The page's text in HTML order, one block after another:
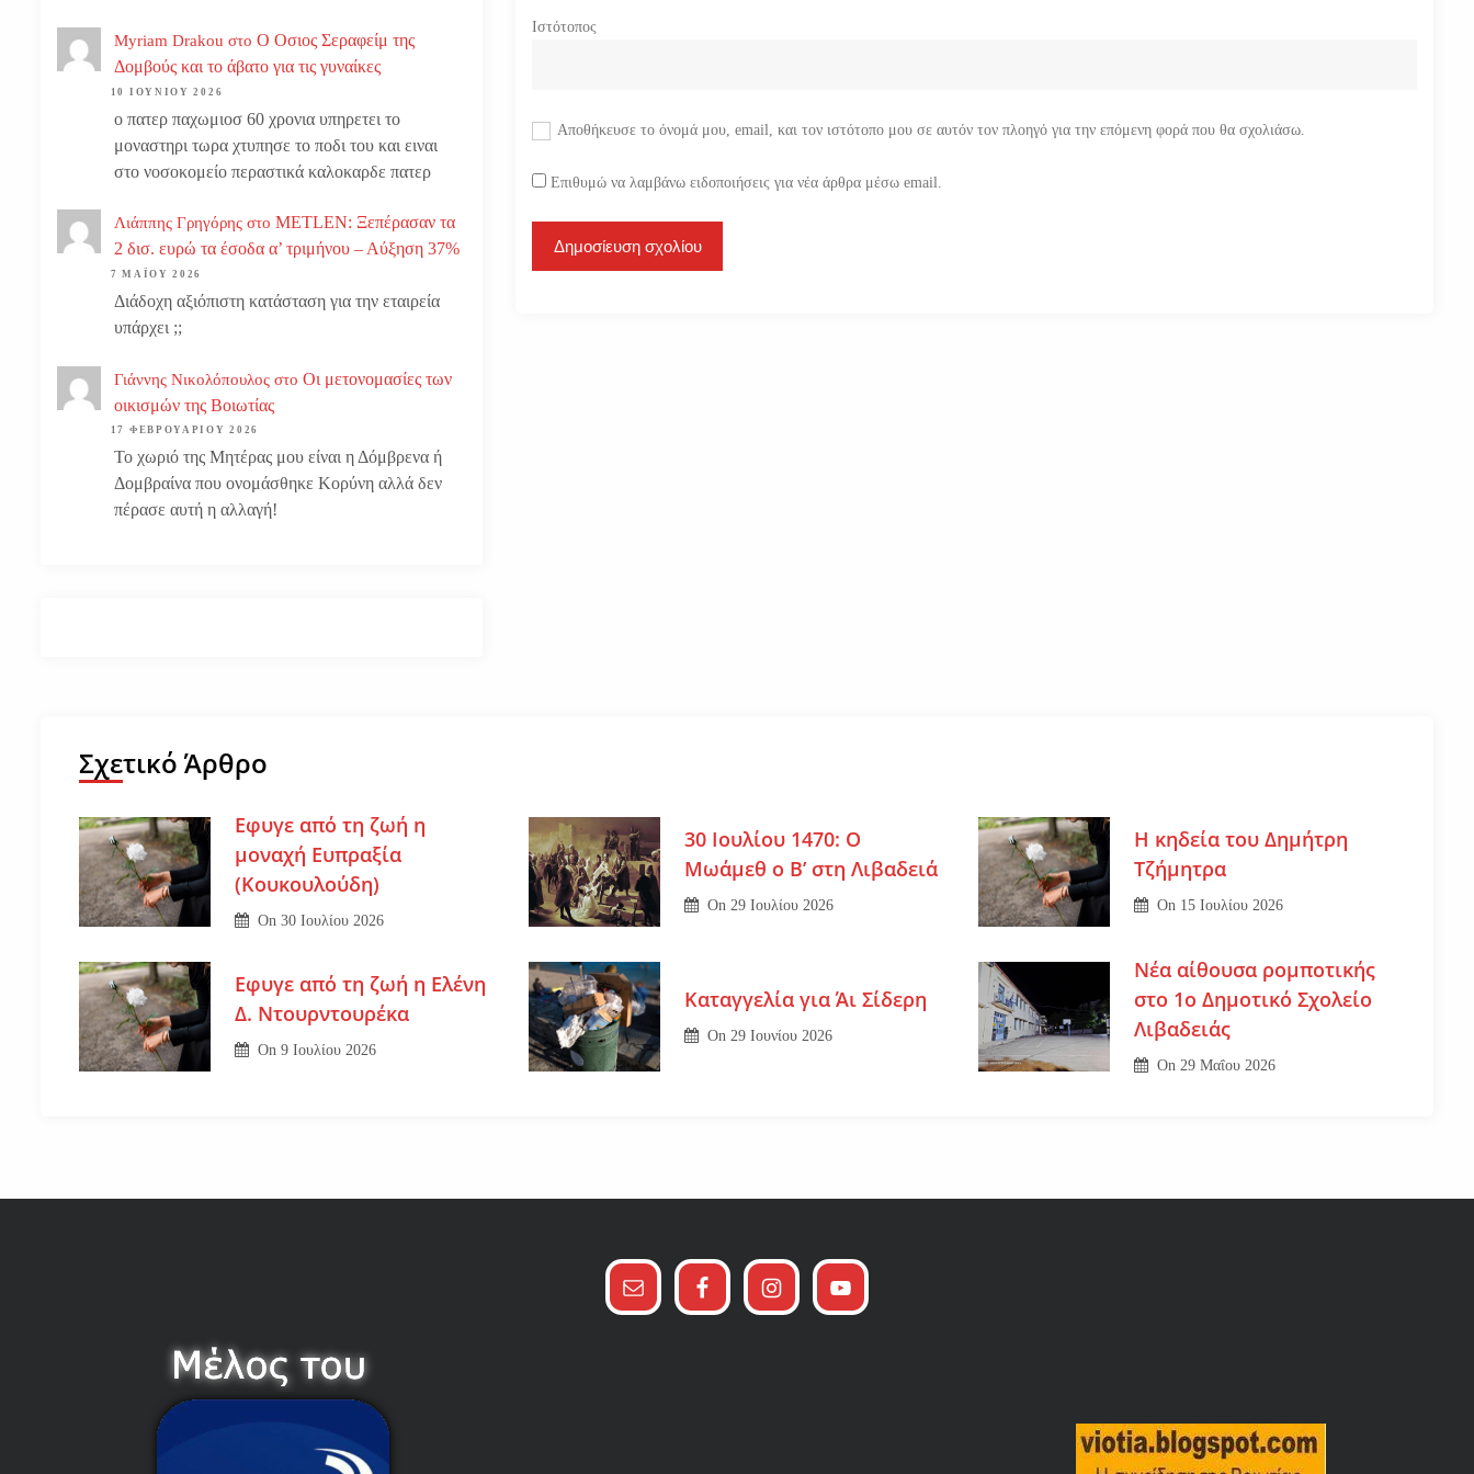
Ιστότοπος
Αποθήκευσε το όνομά μου, email, και τον ιστότοπο μου σε αυτόν τον πλοηγό για την επόμενη φορά που θα σχολιάσω.
Επιθυμώ να λαμβάνω ειδοποιήσεις για νέα άρθρα μέσω email.
Myriam Drakou στο Ο Οσιος Σεραφείμ της
Δομβούς και το άβατο για τις γυναίκες
10 ΙΟΥΝΊΟΥ 2026
ο πατερ παχωμιοσ 60 χρονια υπηρετει το
μοναστηρι τωρα χτυπησε το ποδι του και ειναι
στο νοσοκομείο περαστικά καλοκαρδε πατερ
Λιάππης Γρηγόρης στο METLEN: Ξεπέρασαν τα
2 δισ. ευρώ τα έσοδα α’ τριμήνου – Αύξηση 37%
7 ΜΑΪ́ΟΥ 2026
Διάδοχη αξιόπιστη κατάσταση για την εταιρεία
υπάρχει ;;
Γιάννης Νικολόπουλος στο Οι μετονομασίες των
οικισμών της Βοιωτίας
17 ΦΕΒΡΟΥΑΡΊΟΥ 2026
Το χωριό της Μητέρας μου είναι η Δόμβρενα ή
Δομβραίνα που ονομάσθηκε Κορύνη αλλά δεν
πέρασε αυτή η αλλαγή!
Σχετικό Άρθρο
Εφυγε από τη ζωή η
μοναχή Ευπραξία
(Κουκουλούδη)
On30 Ιουλίου 2026
30 Ιουλίου 1470: Ο
Μωάμεθ ο Β’ στη Λιβαδειά
On29 Ιουλίου 2026
Η κηδεία του Δημήτρη
Τζήμητρα
On 15 Ιουλίου 2026
Εφυγε από τη ζωή η Ελένη
Δ. Ντουρντουρέκα
On9 Ιουλίου 2026
Καταγγελία για Άι Σίδερη
On 29 Ιουνίου 2026
Νέα αίθουσα ρομποτικής
στο 1ο Δημοτικό Σχολείο
Λιβαδειάς
On 29 Μαΐου 2026